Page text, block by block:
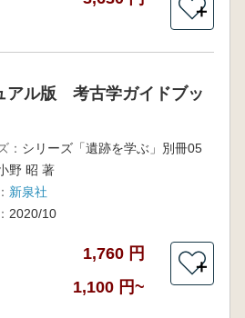
＋
アル版 考古学ガイドブッ
： シリーズ「遺跡を学ぶ」別冊05
野 昭 著
新泉社
2020/10
1,760 円
1,100 円~
＋